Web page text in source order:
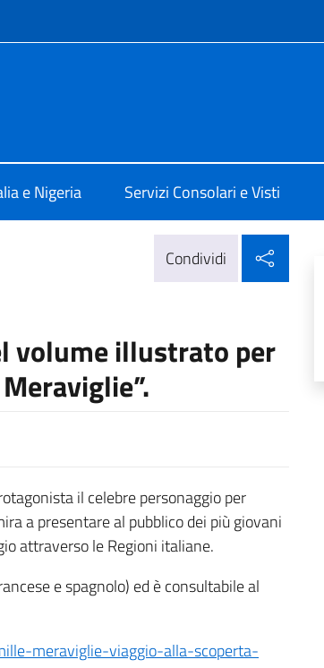
e Nigeria Servizi Consolari e Visti
Condividi
volume illustrato per
il celebre personaggio per
a presentare al pubblico dei più giovani
attraverso le Regioni italiane.
e spagnolo) ed è consultabile al
meraviglie-viaggio-alla-scoperta-